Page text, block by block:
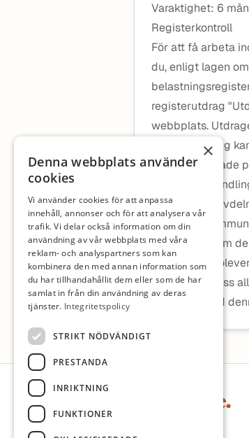
Varaktighet: 6
Registerkontroll
För att få arbeta
du, enligt lagen
registerutdrag
webbplats.
Provanställning
Har du skyddade
support (HR-
Karlskoga
för att värna om
erbjuda
Vi undanber oss
samband med
Sidfot
×
Denna webbplats använder
cookies
Vi använder cookies för att anpassa
innehåll, annonser och för att analysera vår
trafik. Vi delar också information om din
användning av vår webbplats med våra
reklam- och analyspartners som kan
kombinera den med annan information som
du har tillhandahållit dem eller som de har
samlat in från din användning av deras
tjänster. Integritetspolicy
STRIKT NÖDVÄNDIGT
PRESTANDA
INRIKTNING
FUNKTIONER